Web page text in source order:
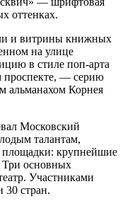
оттенках.
и витрины книжных
на улице
в стиле поп-арта
проспекте, — серию
альманахом Корнея
Московский
талантам,
площадки: крупнейшие
Три основных
Участниками
30 стран.